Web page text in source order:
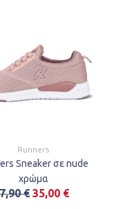
Runners
Sneaker σε nude
χρώμα
€ 35,00 €